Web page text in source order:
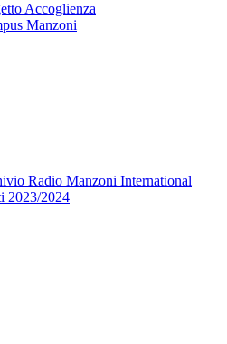
Accoglienza
Manzoni
Radio Manzoni International
2023/2024